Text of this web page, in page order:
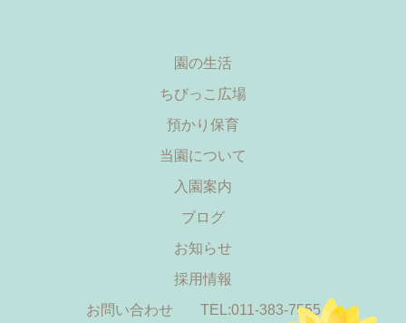
園の生活
ちびっこ広場
預かり保育
当園について
入園案内
ブログ
お知らせ
採用情報
お問い合わせ
TEL:011-383-7555